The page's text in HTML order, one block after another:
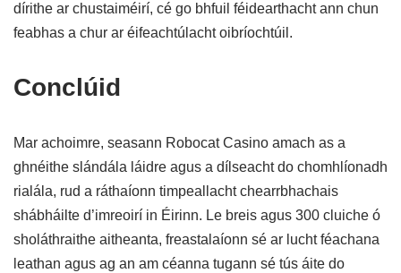
dírithe ar chustaiméirí, cé go bhfuil féidearthacht ann chun
feabhas a chur ar éifeachtúlacht oibríochtúil.
Conclúid
Mar achoimre, seasann Robocat Casino amach as a
ghnéithe slándála láidre agus a dílseacht do chomhlíonadh
rialála, rud a ráthaíonn timpeallacht chearrbhachais
shábháilte d’imreoirí in Éirinn. Le breis agus 300 cluiche ó
sholáthraithe aitheanta, freastalaíonn sé ar lucht féachana
leathan agus ag an am céanna tugann sé tús áite do